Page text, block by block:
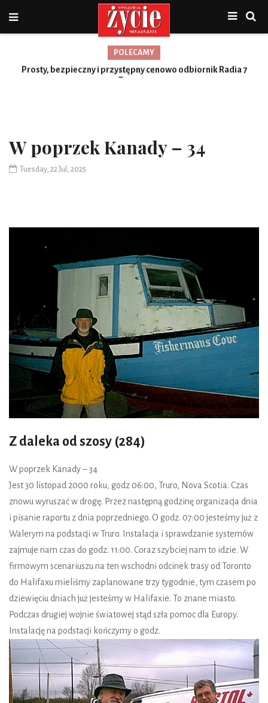
POLECAMY
Prosty, bezpieczny i przystępny cenowo odbiornik Radia 7
W poprzek Kanady – 34
Tuesday, 22 Jul, 2025
Z daleka od szosy (284)
W poprzek Kanady – 34
Jest 30 listopad 2000 roku, godz 06:00, Truro, Nova Scotia. Czas
znowu wyruszać w drogę. Przez następną godzinę organizacja dnia
i pisanie raportu z dnia poprzedniego. O godz. 07:00 jesteśmy już z
Walerym na podstacji w Truro. Instalacja i sprawdzanie systemów
zajmuje nam czas do godz. 11:00. Coraz szybciej nam to idzie. W
firmowym scenariuszu na ten wschodni odcinek trasy od Toronto
do Halifaxu mieliśmy zaplanowane trzy tygodnie, tym czasem po
dziewięciu dniach już jesteśmy w Halifaxie. To znane miasto.
Podczas drugiej wojnie światowej stąd szła pomoc dla Europy.
Instalację na podstacji kończymy o godz.